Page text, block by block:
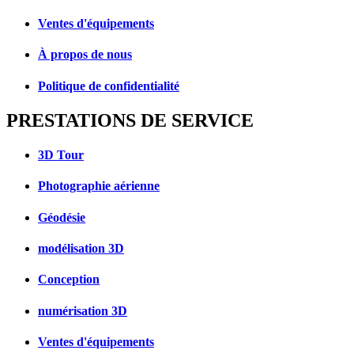
Ventes d'équipements
À propos de nous
Politique de confidentialité
PRESTATIONS DE SERVICE
3D Tour
Photographie aérienne
Géodésie
modélisation 3D
Conception
numérisation 3D
Ventes d'équipements